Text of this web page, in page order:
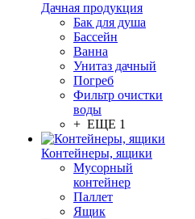
Дачная продукция
Бак для душа
Бассейн
Ванна
Унитаз дачный
Погреб
Фильтр очистки
воды
+ ЕЩЕ 1
Контейнеры, ящики
Мусорный
контейнер
Паллет
Ящик